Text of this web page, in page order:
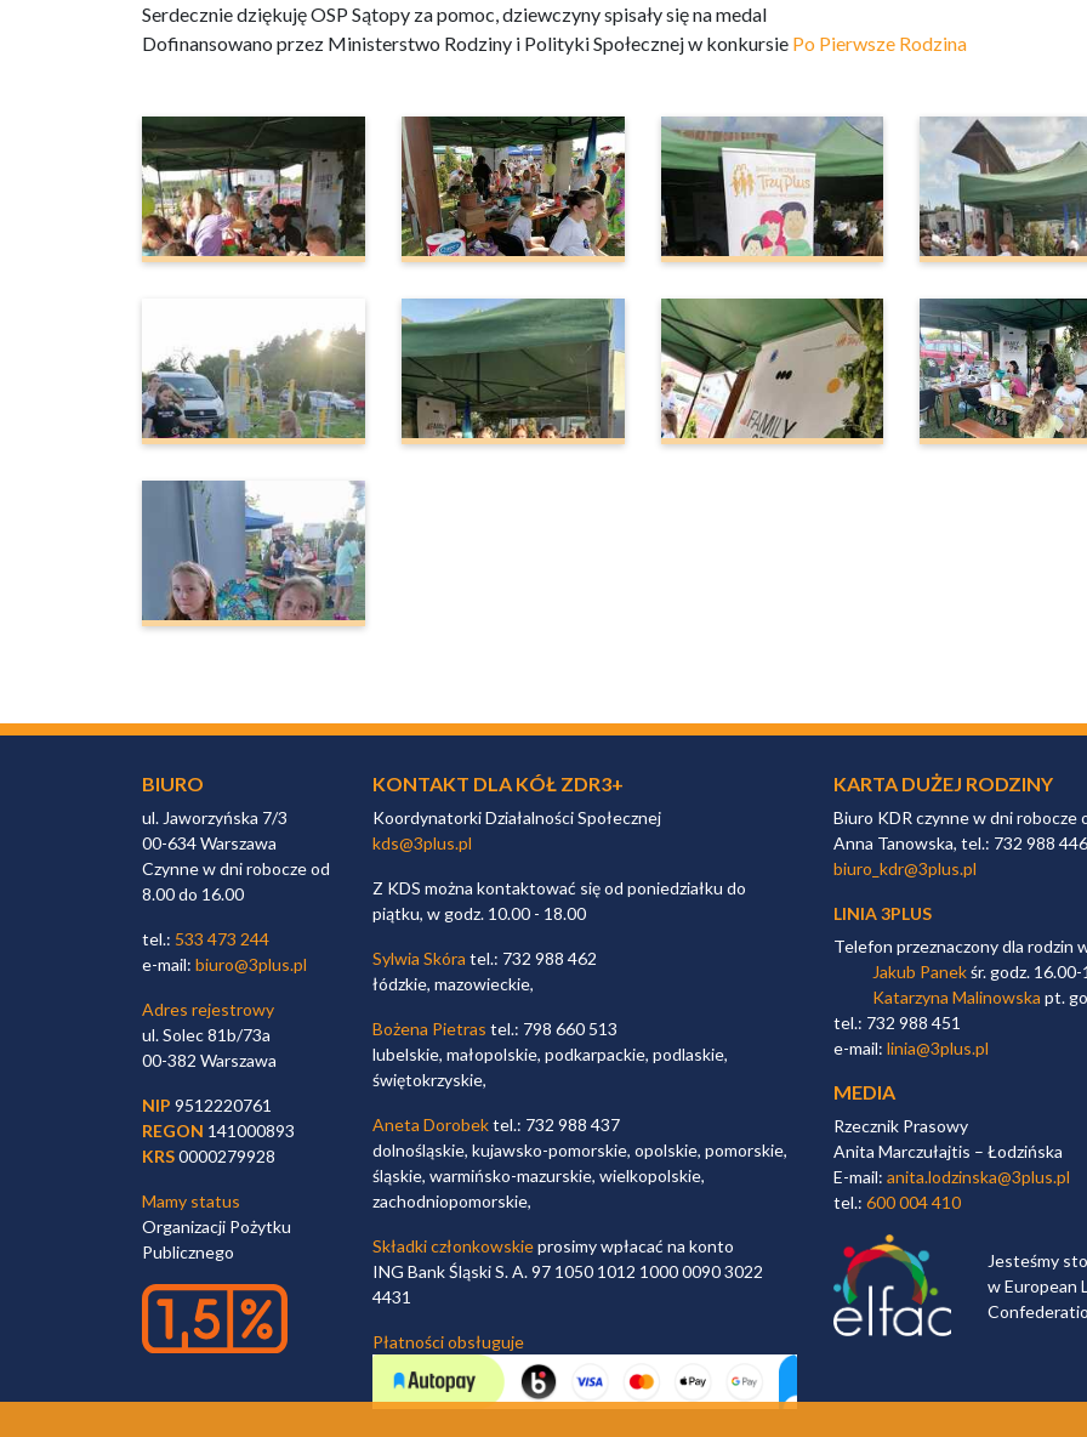
Serdecznie dziękuję OSP Sątopy za pomoc, dziewczyny spisały się na medal
Dofinansowano przez Ministerstwo Rodziny i Polityki Społecznej w konkursie Po Pierwsze Rodzina
BIURO
ul. Jaworzyńska 7/3
00-634 Warszawa
Czynne w dni robocze od
8.00 do 16.00
tel.: 533 473 244
e-mail: biuro@3plus.pl
Adres rejestrowy
ul. Solec 81b/73a
00-382 Warszawa
NIP 9512220761
REGON 141000893
KRS0000279928
Mamy status
Organizacji Pożytku
Publicznego
KONTAKT DLA KÓŁ ZDR3+
Koordynatorki Działalności Społecznej
kds@3plus.pl
Z KDS można kontaktować się od poniedziałku do
piątku, w godz. 10.00 - 18.00
Sylwia Skóra tel.: 732 988 462
łódzkie, mazowieckie,
Bożena Pietras tel.: 798 660 513
lubelskie, małopolskie, podkarpackie, podlaskie,
świętokrzyskie,
Aneta Dorobektel.: 732 988 437
dolnośląskie, kujawsko-pomorskie, opolskie, pomorskie,
śląskie, warmińsko-mazurskie, wielkopolskie,
zachodniopomorskie,
Składki członkowskieprosimy wpłacać na konto
ING Bank Śląski S. A. 97 1050 1012 1000 0090 3022
4431
Płatności obsługuje
KARTA DUŻEJ RODZINY
Biuro KDR czynne w dni robocze
Anna Tanowska, tel.: 732 988 446
biuro_kdr@3plus.pl
LINIA 3PLUS
Telefon przeznaczony dla rodzin
Jakub Panekśr. godz. 16.00-
Katarzyna Malinowska pt.
tel.: 732 988 451
e-mail: linia@3plus.pl
MEDIA
Rzecznik Prasowy
Anita Marczułajtis – Łodzińska
E-mail: anita.lodzinska@3plus.pl
tel.: 600 004 410
Jesteśmy
w European